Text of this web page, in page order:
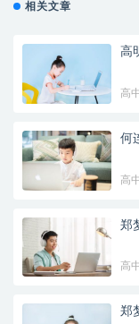
相关文章
高
高
何
高
郑
高
郑